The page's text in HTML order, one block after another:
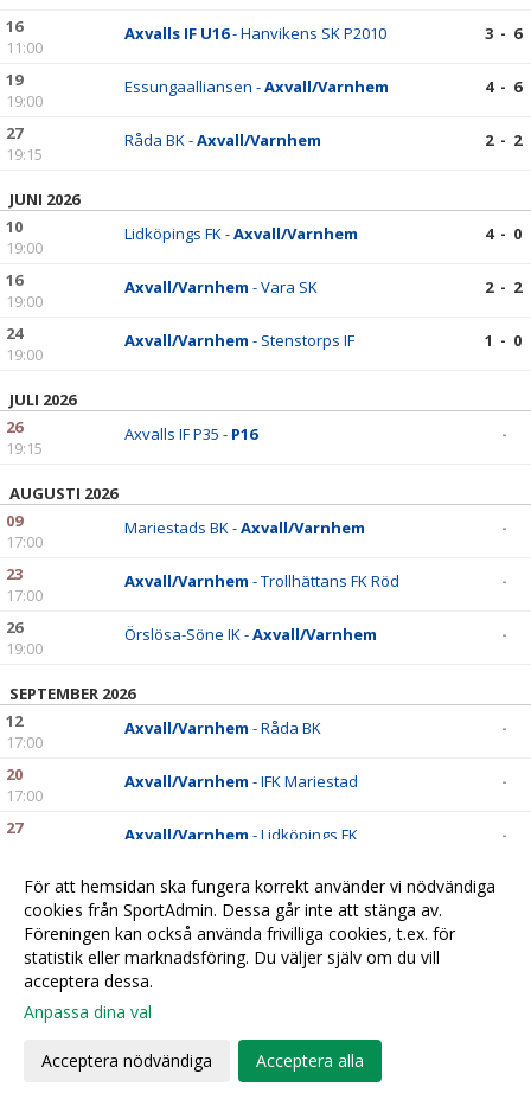
16
11:00
Axvalls IF U16- Hanvikens SK P2010 3 - 6
19
19:00
Essungaalliansen -Axvall/Varnhem 4 - 6
27
19:15
Råda BK -Axvall/Varnhem 2 - 2
JUNI 2026
10
19:00
Lidköpings FK -Axvall/Varnhem 4 - 0
16
19:00
Axvall/Varnhem - Vara SK 2 - 2
24
19:00
Axvall/Varnhem - Stenstorps IF 1 - 0
JULI 2026
26
19:15
Axvalls IF P35 - P16 -
AUGUSTI 2026
09
17:00
Mariestads BK -Axvall/Varnhem -
23
17:00
Axvall/Varnhem - Trollhättans FK Röd -
26
19:00
Örslösa-Söne IK -Axvall/Varnhem -
SEPTEMBER 2026
12
17:00
Axvall/Varnhem - Råda BK -
20
17:00
Axvall/Varnhem - IFK Mariestad -
27
Axvall/Varnhem - Lidköpings FK -
OKTOBER 2026
18:30
Vara SK - Axvall/Varnhem
inställningar
Webbversion
För att hemsidan ska fungera korrekt använder vi nödvändiga
cookies från SportAdmin. Dessa går inte att stänga av.
Föreningen kan också använda frivilliga cookies, t.ex. för
statistik eller marknadsföring. Du väljer själv om du vill
acceptera dessa.
Anpassa dina val
Acceptera nödvändiga Acceptera alla